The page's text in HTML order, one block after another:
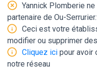
Yannick Plomberie
partenaire de Ou-
Ceci est votre
modifier ou supprimer
Cliquez ici pour avoir
notre réseau